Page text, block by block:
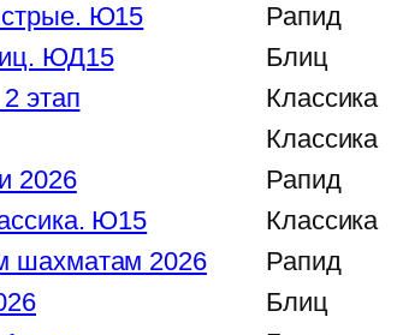
Ю15 Рапид
ЮД15 Блиц
этап Классика
Классика
2026 Рапид
Ю15 Классика
шахматам 2026 Рапид
Блиц